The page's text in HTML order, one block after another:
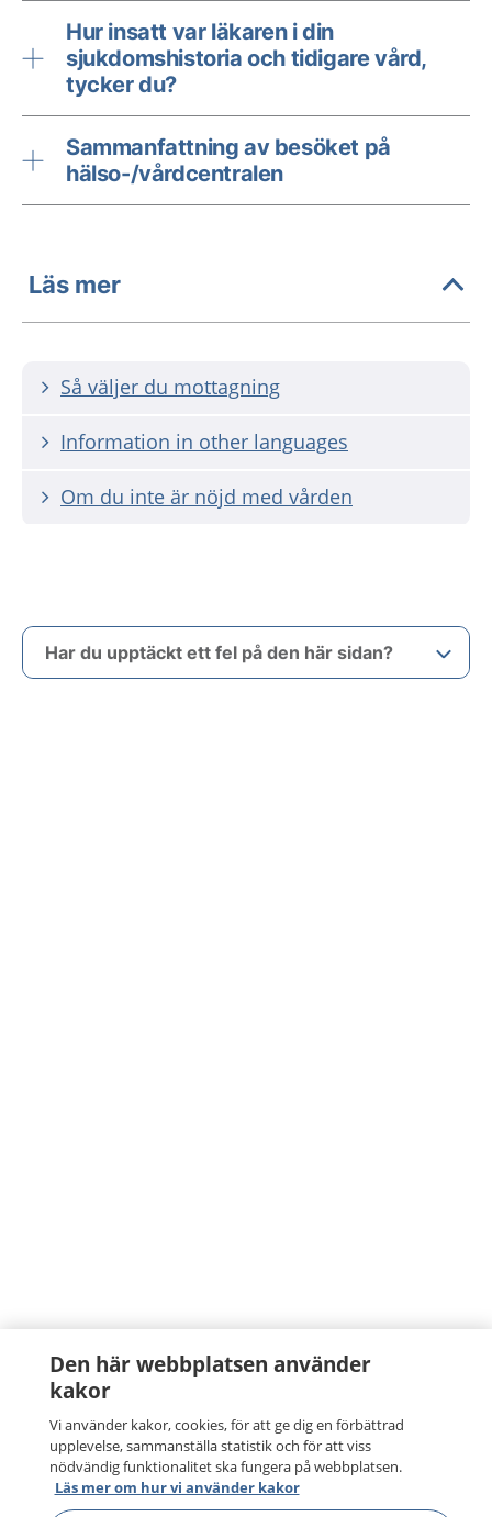
Hur insatt var läkaren i din
sjukdomshistoria och tidigare vård,
tycker du?
Sammanfattning av besöket på
hälso-/vårdcentralen
Läs mer
Så väljer du mottagning
Information in other languages
Om du inte är nöjd med vården
Har du upptäckt ett fel på den här sidan?
Den här webbplatsen använder
kakor
Vi använder kakor, cookies, för att ge dig en förbättrad
upplevelse, sammanställa statistik och för att viss
nödvändig funktionalitet ska fungera på webbplatsen.
Läs mer om hur vi använder kakor